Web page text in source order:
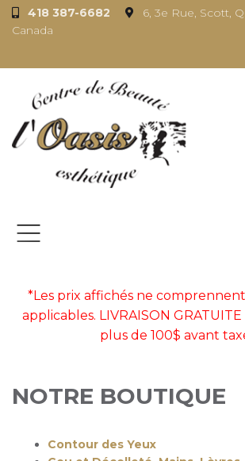
418 387-6682
6, 3e Rue, Scott,
Canada
*Les prix affichés ne
applicables. LIVRAISON
plus de 100$ avant
NOTRE BOUTIQUE
Contour des Yeux